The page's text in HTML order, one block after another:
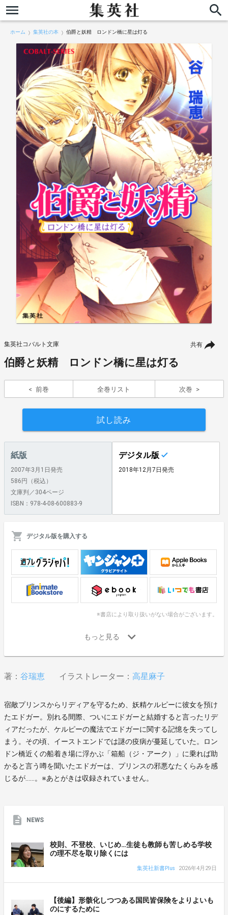
ホーム 集英社の本 伯爵と妖精 ロンドン橋に星は灯る
共有
集英社コバルト文庫
伯爵と妖精 ロンドン橋に星は灯る
前巻 全巻リスト 次巻
試し読み
紙版
2007年3月1日発売
586円（税込）
文庫判／304ページ
ISBN：978-4-08-600883-9
デジタル版
2018年12月7日発売
デジタル版を購入する
※書店により取り扱いがない場合がございます。
著： 谷瑞恵 イラストレーター： 高星麻子
宿敵プリンスからリディアを守るため、妖精ケルピーに彼女を預け
たエドガー。別れる間際、ついにエドガーと結婚すると言ったリデ
ィアだったが、ケルピーの魔法でエドガーに関する記憶を失ってし
まう。その頃、イーストエンドでは謎の疫病が蔓延していた。ロン
ドン橋近くの船着き場に浮かぶ「箱船（ジ・アーク）」に乗れば助
かると言う噂を聞いたエドガーは、プリンスの邪悪なたくらみを感
じるが……。※あとがきは収録されていません。
NEWS
校則、不登校、いじめ…生徒も教師も苦しめる学校
の理不尽を取り除くには
集英社新書Plus 2026年4月29日
【後編】形骸化しつつある国民皆保険をよりよいも
のにするために